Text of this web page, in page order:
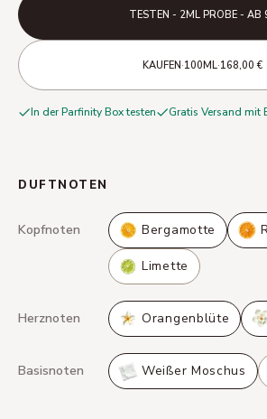
TESTEN - 2ML PROBE - AB
KAUFEN·100ML·168,00 €
In der Parfinity Box testen Gratis Versand mit
DUFTNOTEN
Kopfnoten Bergamotte
Limette
Herznoten Orangenblüte
Basisnoten Weißer Moschus